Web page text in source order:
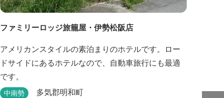
ファミリーロッジ旅籠屋・伊勢松阪店
アメリカンスタイルの素泊まりのホテルです。ロー
ドサイドにあるホテルなので、自動車旅行にも最適
です。
中南勢 多気郡明和町